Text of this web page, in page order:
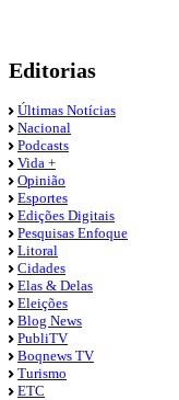
Editorias
Últimas Notícias
Nacional
Podcasts
Vida +
Opinião
Esportes
Edições Digitais
Pesquisas Enfoque
Litoral
Cidades
Elas & Delas
Eleições
Blog News
PubliTV
Boqnews TV
Turismo
ETC